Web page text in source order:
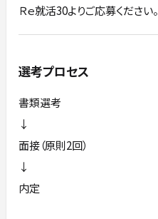
Ｒｅ就活30よりご応募ください。
選考プロセス
書類選考
↓
面接（原則2回）
↓
内定